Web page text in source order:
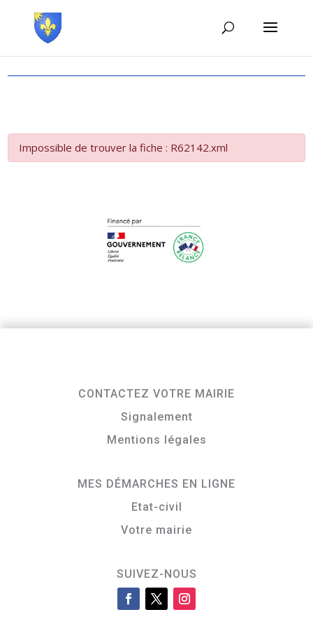
Impossible de trouver la fiche : R62142.xml
CONTACTEZ VOTRE MAIRIE
Signalement
Mentions légales
MES DÉMARCHES EN LIGNE
Etat-civil
Votre mairie
SUIVEZ-NOUS